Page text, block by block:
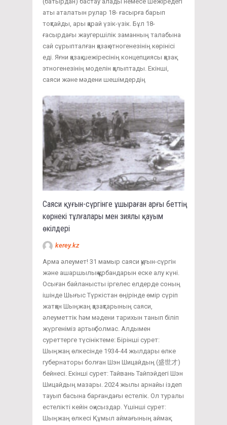
аты аталатын рулар 18- ғасырға барып
тоқтайды, ары қарай үзік-үзік. Бұл 18-
ғасырдағы жаугершілік заманның талабына
сай сұрыпталған қазақ этногенезінің көрінісі
еді. Яғни қазақ шежіресінің концепциясы қазақ
этногенезінің моделін қалыптады. Екінші,
саяси және мәдени шешімдердің
Саяси қуғын-сүргінге ұшыраған арғы беттің
көрнекі тұлғалары мен зиялы қауым
өкілдері
kerey.kz
Арма әлеумет! 31 мамыр саяси қуғын-сүргін
және ашаршылық құрбандарын еске алу күні.
Осыған байланысты іргелес елдерде соның
ішінде Шығыс Түркістан өңірінде өмір сүріп
жатқан Шыңжаң қазақтарының саяси,
әлеуметтік һәм мәдени тарихын танып біліп
жүргеніміз артық болмас. Алдымен
суреттерге түсініктеме: Бірінші сурет:
Шыңжаң өлкесінде 1934-44 жылдары өлке
губернаторы болған Шэн Шицайдың (盛世才)
бейнесі. Екінші сурет: Тайвань Тайпэйдегі Шэн
Шицайдың мазары. 2024 жылы арнайы іздеп
тауып басына барғандағы естелік. Ол туралы
естелікті кейін оқисыздар. Үшінші сурет:
Шыңжаң өлкесі Құмыл аймағының аймақ